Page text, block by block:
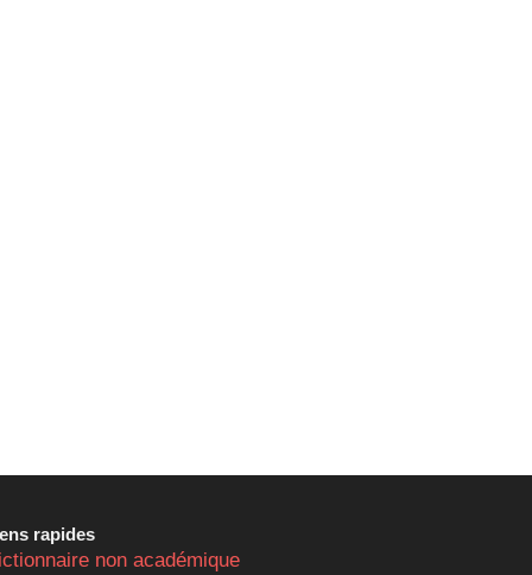
rapides
non académique